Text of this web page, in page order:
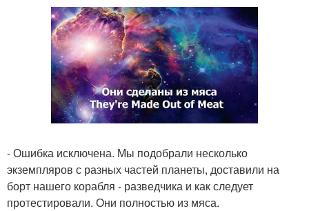
- Ошибка исключена. Мы подобрали несколько
экземпляров с разных частей планеты, доставили на
борт нашего корабля - разведчика и как следует
протестировали. Они полностью из мяса.